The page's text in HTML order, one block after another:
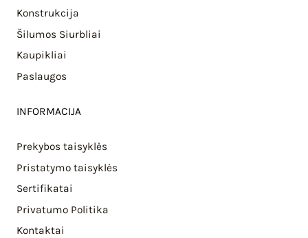
Konstrukcija
Šilumos Siurbliai
Kaupikliai
Paslaugos
INFORMACIJA
Prekybos taisyklės
Pristatymo taisyklės
Sertifikatai
Privatumo Politika
Kontaktai